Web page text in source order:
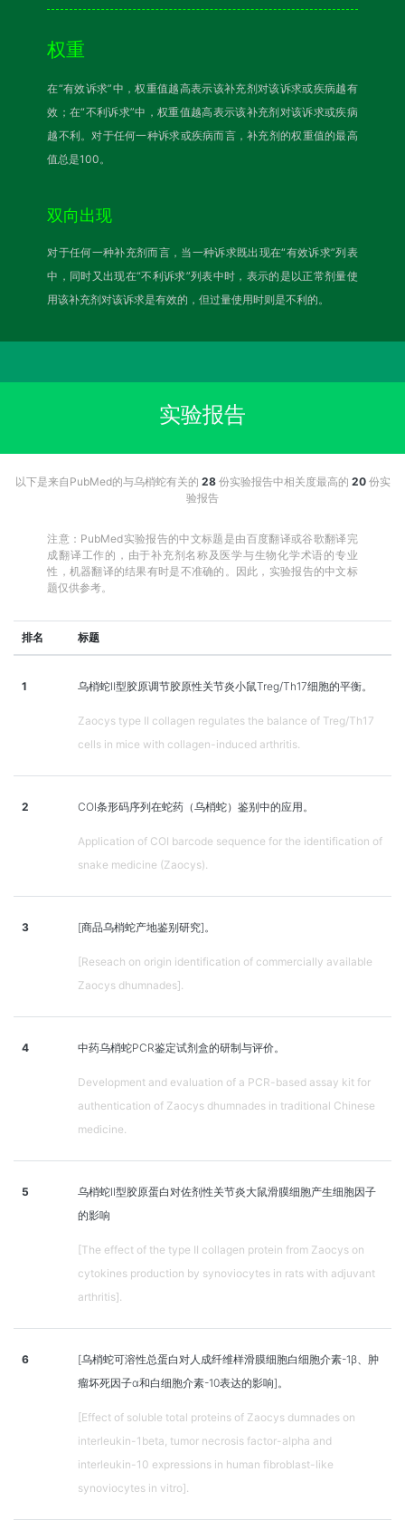
权重
在“有效诉求”中，权重值越高表示该补充剂对该诉求或疾病越有
效；在“不利诉求”中，权重值越高表示该补充剂对该诉求或疾病
越不利。对于任何一种诉求或疾病而言，补充剂的权重值的最高
值总是100。
双向出现
对于任何一种补充剂而言，当一种诉求既出现在“有效诉求”列表
中，同时又出现在“不利诉求”列表中时，表示的是以正常剂量使
用该补充剂对该诉求是有效的，但过量使用时则是不利的。
实验报告
以下是来自PubMed的与乌梢蛇有关的 28份实验报告中相关度最高的 20份实
验报告
注意：PubMed实验报告的中文标题是由百度翻译或谷歌翻译完
成翻译工作的，由于补充剂名称及医学与生物化学术语的专业
性，机器翻译的结果有时是不准确的。因此，实验报告的中文标
题仅供参考。
排名 标题
1 乌梢蛇Ⅱ型胶原调节胶原性关节炎小鼠Treg/Th17细胞的平衡。
Zaocys type II collagen regulates the balance of Treg/Th17
cells in mice with collagen-induced arthritis.
2 COI条形码序列在蛇药（乌梢蛇）鉴别中的应用。
Application of COI barcode sequence for the identification of
snake medicine (Zaocys).
3 [商品乌梢蛇产地鉴别研究]。
[Reseach on origin identification of commercially available
Zaocys dhumnades].
4 中药乌梢蛇PCR鉴定试剂盒的研制与评价。
Development and evaluation of a PCR-based assay kit for
authentication of Zaocys dhumnades in traditional Chinese
medicine.
5
乌梢蛇II型胶原蛋白对佐剂性关节炎大鼠滑膜细胞产生细胞因子
的影响
[The effect of the type II collagen protein from Zaocys on
cytokines production by synoviocytes in rats with adjuvant
arthritis].
6
[乌梢蛇可溶性总蛋白对人成纤维样滑膜细胞白细胞介素-1β、肿
瘤坏死因子α和白细胞介素-10表达的影响]。
[Effect of soluble total proteins of Zaocys dumnades on
interleukin-1beta, tumor necrosis factor-alpha and
interleukin-10 expressions in human fibroblast-like
synoviocytes in vitro].